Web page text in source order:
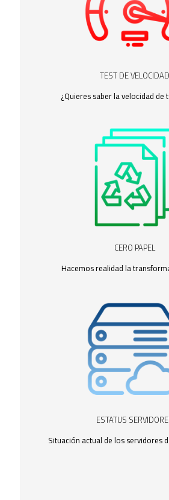
TEST DE VELOCIDAD
¿Quieres saber la velocidad de
CERO PAPEL
Hacemos realidad la
ESTATUS
Situación actual de los servidores